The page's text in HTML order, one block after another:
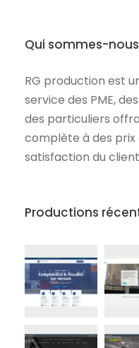
Qui sommes-
RG production est
service des PME,
des particuliers
complète à des prix
satisfaction du
Productions